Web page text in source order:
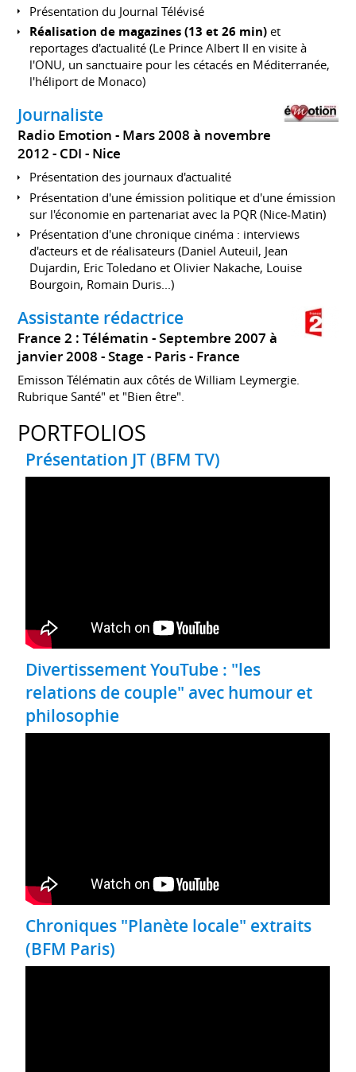
Présentation du Journal Télévisé
Réalisation de magazines (13 et 26 min) et
reportages d'actualité (Le Prince Albert II en visite à
l'ONU, un sanctuaire pour les cétacés en Méditerranée,
l'héliport de Monaco)
Journaliste
Radio Emotion
Mars 2008 à novembre
2012 CDI Nice
Présentation des journaux d'actualité
Présentation d'une émission politique et d'une émission
sur l'économie en partenariat avec la PQR (Nice-Matin)
Présentation d'une chronique cinéma : interviews
d'acteurs et de réalisateurs (Daniel Auteuil, Jean
Dujardin, Eric Toledano et Olivier Nakache, Louise
Bourgoin, Romain Duris...)
Assistante rédactrice
France 2 : Télématin
Septembre 2007 à
janvier 2008 Stage Paris France
Emisson Télématin aux côtés de William Leymergie.
Rubrique Santé" et "Bien être".
PORTFOLIOS
Présentation JT (BFM TV)
Divertissement YouTube : "les
relations de couple" avec humour et
philosophie
Chroniques "Planète locale" extraits
(BFM Paris)